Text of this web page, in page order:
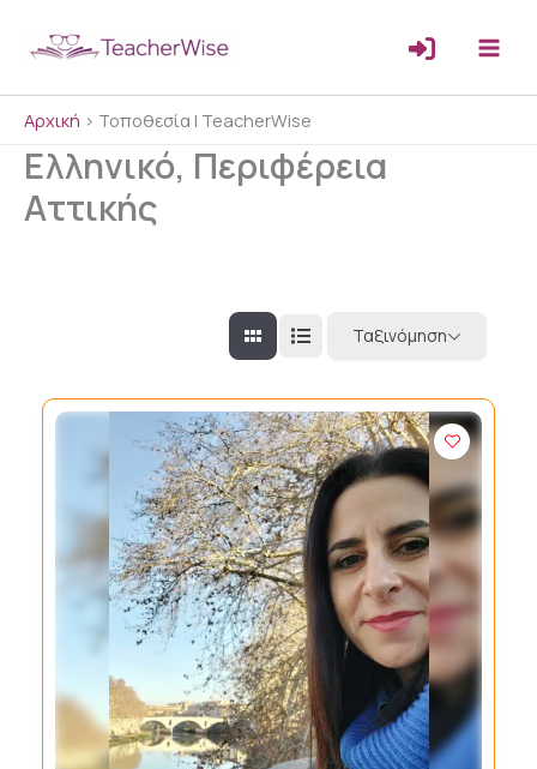
Αρχική > Τοποθεσία | TeacherWise
Ελληνικό, Περιφέρεια
Αττικής
Ταξινόμηση